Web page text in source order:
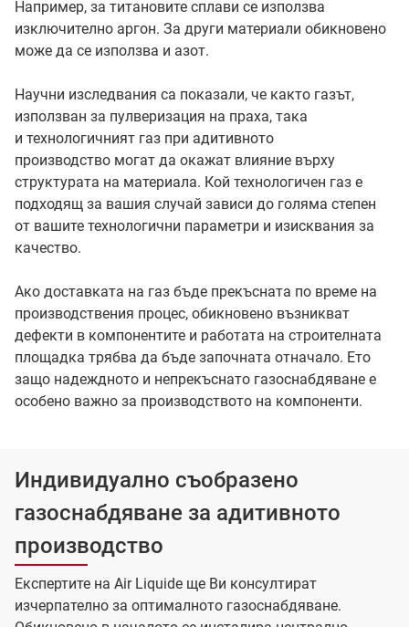
Например, за титановите сплави се използва
изключително аргон. За други материали обикновено
може да се използва и азот.
Научни изследвания са показали, че както газът,
използван за пулверизация на праха, така
и технологичният газ при адитивното
производство могат да окажат влияние върху
структурата на материала. Кой технологичен газ е
подходящ за вашия случай зависи до голяма степен
от вашите технологични параметри и изисквания за
качество.
Ако доставката на газ бъде прекъсната по време на
производствения процес, обикновено възникват
дефекти в компонентите и работата на строителната
площадка трябва да бъде започната отначало. Ето
защо надеждното и непрекъснато газоснабдяване е
особено важно за производството на компоненти.
Индивидуално съобразено
газоснабдяване за адитивното
производство
Експертите на Air Liquide ще Ви консултират
изчерпателно за оптималното газоснабдяване.